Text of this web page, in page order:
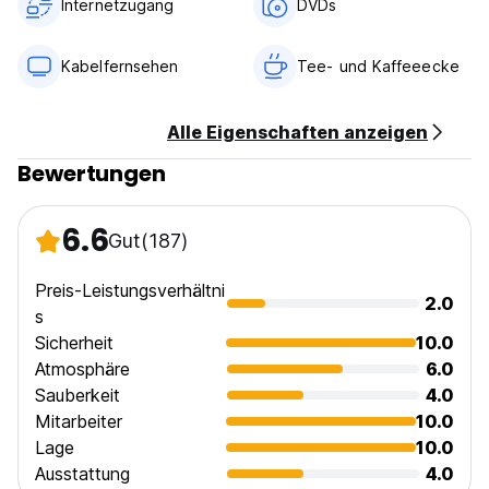
Empfang 24 Stunden verfügbar (Auto-translated from
Internetzugang DVDs
Kabelfernsehen Tee- und Kaffeeecke
Alle Eigenschaften anzeigen
Bewertungen
6.6Gut(187)
Preis-Leistungsverhältni
s
2.0
Sicherheit
10.0
Atmosphäre
6.0
Sauberkeit
4.0
Mitarbeiter
10.0
Lage
10.0
Ausstattung
4.0